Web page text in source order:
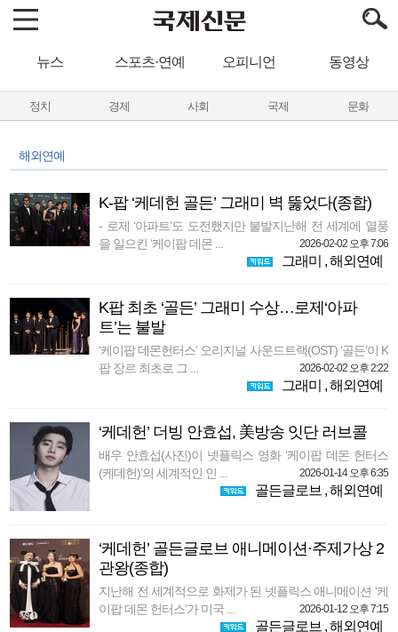
뉴스 스포츠·연예 오피니언 동영상
정치 경제 사회 국제 문화
해외연예
K-팝 ‘케데헌 골든’ 그래미 벽 뚫었다(종합)
- 로제 ‘아파트’도 도전했지만 불발지난해 전 세계에 열풍
을 일으킨 ‘케이팝 데몬 ...
2026-02-02 오후 7:06
그래미 ,해외연예
K팝 최초 ‘골든’ 그래미 수상…로제‘아파
트’는 불발
‘케이팝 데몬헌터스’ 오리지널 사운드트랙(OST) ‘골든’이 K
팝 장르 최초로 그 ...
2026-02-02 오후 2:22
그래미 ,해외연예
‘케데헌’ 더빙 안효섭, 美방송 잇단 러브콜
배우 안효섭(사진)이 넷플릭스 영화 ‘케이팝 데몬 헌터스
(케데헌)’의 세계적인 인 ...
2026-01-14 오후 6:35
골든글로브 ,해외연예
‘케데헌’ 골든글로브 애니메이션·주제가상 2
관왕(종합)
지난해 전 세계적으로 화제가 된 넷플릭스 애니메이션 ‘케
이팝 데몬 헌터스’가 미국 ...
2026-01-12 오후 7:15
골든글로브 ,해외연예